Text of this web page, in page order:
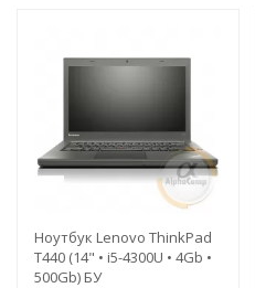
Ноутбук Lenovo ThinkPad
T440 (14" • i5-4300U • 4Gb •
500Gb) БУ